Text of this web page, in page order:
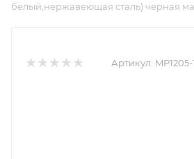
белый,нержавеющая сталь) черная
Артикул: MP1205-